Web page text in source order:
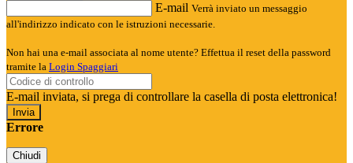
E-mail Verrà inviato un messaggio
all'indirizzo indicato con le istruzioni necessarie.
Non hai una e-mail associata al nome utente? Effettua il reset della password
tramite la Login Spaggiari
E-mail inviata, si prega di controllare la casella di posta elettronica!
Errore
Chiudi